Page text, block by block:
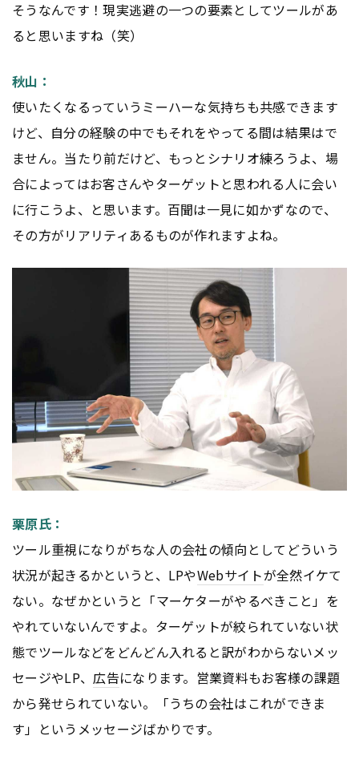
そうなんです！現実逃避の一つの要素としてツールがあ
ると思いますね（笑）
秋山：
使いたくなるっていうミーハーな気持ちも共感できます
けど、自分の経験の中でもそれをやってる間は結果はで
ません。当たり前だけど、もっとシナリオ練ろうよ、場
合によってはお客さんやターゲットと思われる人に会い
に行こうよ、と思います。百聞は一見に如かずなので、
その方がリアリティあるものが作れますよね。
栗原氏：
ツール重視になりがちな人の会社の傾向としてどういう
状況が起きるかというと、LPやWebサイトが全然イケて
ない。なぜかというと「マーケターがやるべきこと」を
やれていないんですよ。ターゲットが絞られていない状
態でツールなどをどんどん入れると訳がわからないメッ
セージやLP、広告になります。営業資料もお客様の課題
から発せられていない。「うちの会社はこれができま
す」というメッセージばかりです。